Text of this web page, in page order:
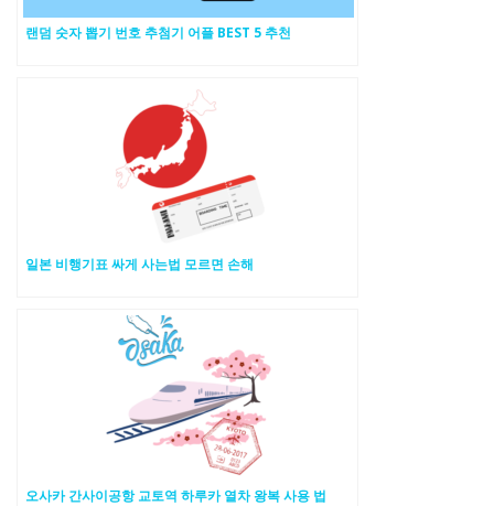
랜덤 숫자 뽑기 번호 추첨기 어플 BEST 5 추천
일본 비행기표 싸게 사는법 모르면 손해
오사카 간사이공항 교토역 하루카 열차 왕복 사용 법